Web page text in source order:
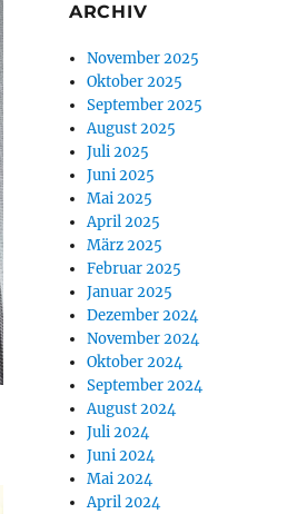
ARCHIV
November 2025
Oktober 2025
September 2025
August 2025
Juli 2025
Juni 2025
Mai 2025
April 2025
März 2025
Februar 2025
Januar 2025
Dezember 2024
November 2024
Oktober 2024
September 2024
August 2024
Juli 2024
Juni 2024
Mai 2024
April 2024